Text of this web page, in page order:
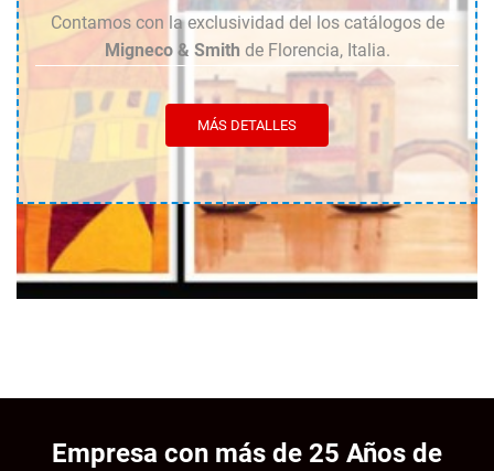
Contamos con la exclusividad del los catálogos de
Migneco & Smith de Florencia, Italia.
MÁS DETALLES
Empresa con más de 25 Años de